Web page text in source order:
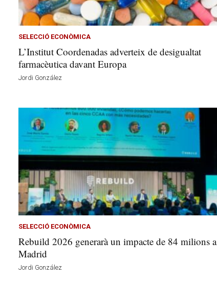
SELECCIÓ ECONÒMICA
L’Institut Coordenadas adverteix de desigualtat
farmacèutica davant Europa
Jordi González
SELECCIÓ ECONÒMICA
Rebuild 2026 generarà un impacte de 84 milions a
Madrid
Jordi González